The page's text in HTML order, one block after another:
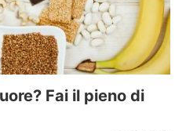
Fai il pieno di